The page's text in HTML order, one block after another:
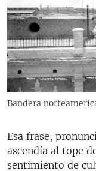
Bandera
Esa frase,
ascendía al tope
sentimiento de